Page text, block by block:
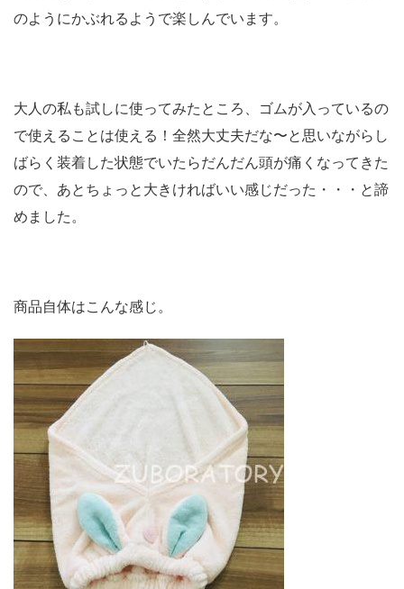
のようにかぶれるようで楽しんでいます。
大人の私も試しに使ってみたところ、ゴムが入っているの
で使えることは使える！全然大丈夫だな〜と思いながらし
ばらく装着した状態でいたらだんだん頭が痛くなってきた
ので、あとちょっと大きければいい感じだった・・・と諦
めました。
商品自体はこんな感じ。